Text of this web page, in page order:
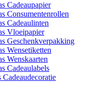
Cadeaupapier
Consumentenrollen
Cadeaulinten
Vloeipapier
Geschenkverpakking
Wensetiketten
Wenskaarten
Cadeaulabels
Cadeaudecoratie